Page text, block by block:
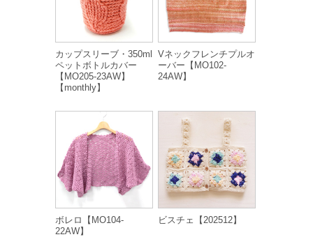
カップスリーブ・350ml
ペットボトルカバー
【MO205-23AW】
【monthly】
Vネックフレンチプルオ
ーバー【MO102-
24AW】
ボレロ【MO104-
22AW】
ビスチェ【202512】